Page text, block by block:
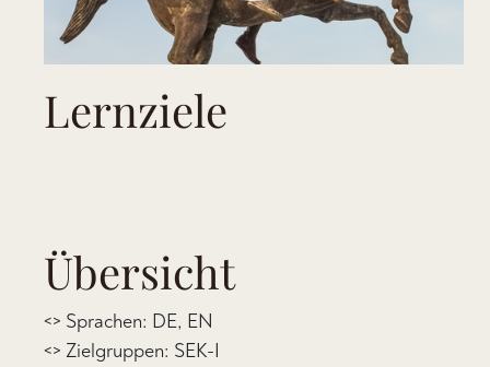
Lernziele
Übersicht
<> Sprachen: DE, EN
<> Zielgruppen: SEK-I